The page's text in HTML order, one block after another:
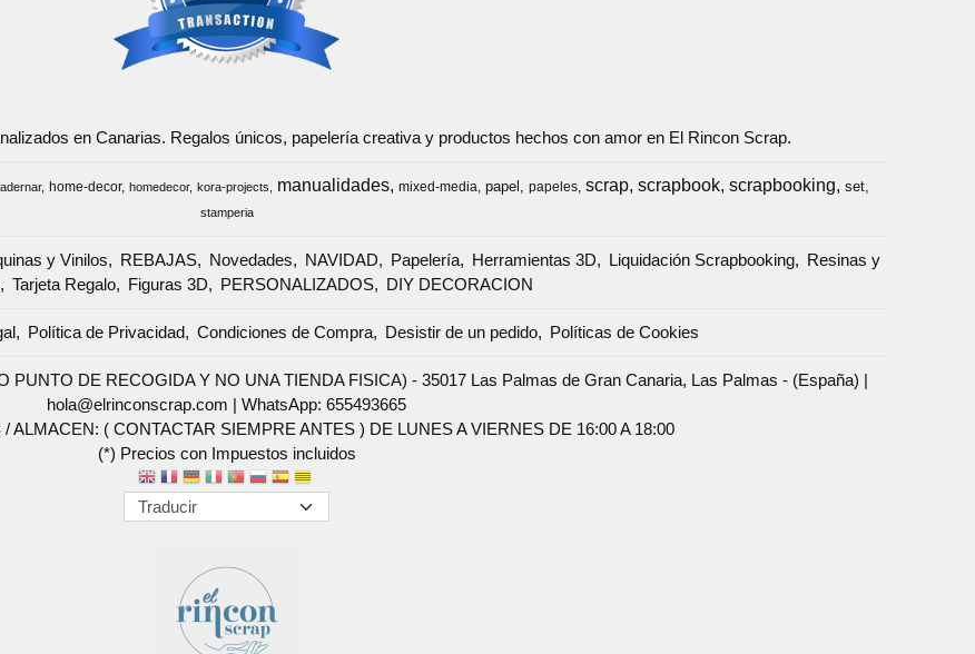
en Canarias. Regalos únicos, papelería creativa y productos hechos con amor en El Rincon Scrap.
home-decor homedecor kora-projects manualidades mixed-media papel papeles scrap scrapbook scrapbooking set
stamperia
y Vinilos REBAJAS Novedades NAVIDAD Papelería Herramientas 3D Liquidación Scrapbooking
Resinas y
Tarjeta Regalo Figuras 3D PERSONALIZADOS DIY DECORACION
Política de Privacidad Condiciones de Compra Desistir de un pedido Políticas de Cookies
PUNTO DE RECOGIDA Y NO UNA TIENDA FISICA) - 35017 Las Palmas de Gran Canaria, Las Palmas - (España) |
hola@elrinconscrap.com |WhatsApp: 655493665
ALMACEN: ( CONTACTAR SIEMPRE ANTES ) DE LUNES A VIERNES DE 16:00 A 18:00
(*) Precios con Impuestos incluidos